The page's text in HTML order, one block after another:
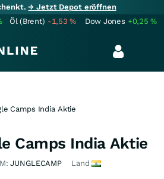
→ Jetzt Depot eröffnen
Öl (Brent) -1,53% Dow Jones +0,25%
Camps India Aktie
Camps India Aktie
JUNGLECAMP Land